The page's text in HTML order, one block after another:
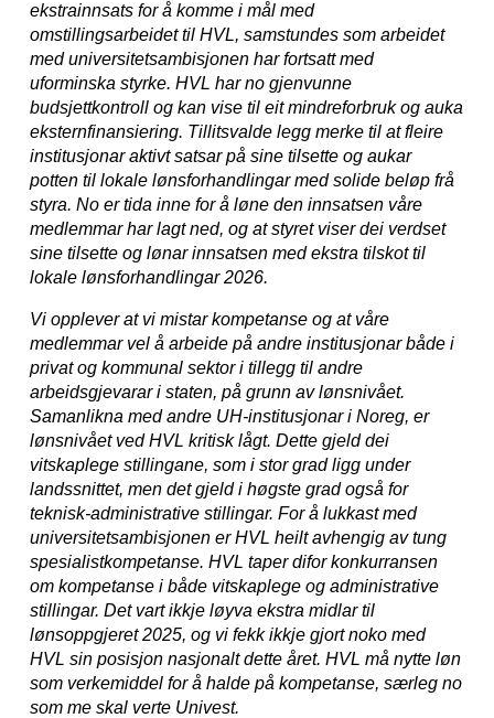
ekstrainnsats for å komme i mål med
omstillingsarbeidet til HVL, samstundes som arbeidet
med universitetsambisjonen har fortsatt med
uforminska styrke. HVL har no gjenvunne
budsjettkontroll og kan vise til eit mindreforbruk og auka
eksternfinansiering. Tillitsvalde legg merke til at fleire
institusjonar aktivt satsar på sine tilsette og aukar
potten til lokale lønsforhandlingar med solide beløp frå
styra. No er tida inne for å løne den innsatsen våre
medlemmar har lagt ned, og at styret viser dei verdset
sine tilsette og lønar innsatsen med ekstra tilskot til
lokale lønsforhandlingar 2026.
Vi opplever at vi mistar kompetanse og at våre
medlemmar vel å arbeide på andre institusjonar både i
privat og kommunal sektor i tillegg til andre
arbeidsgjevarar i staten, på grunn av lønsnivået.
Samanlikna med andre UH-institusjonar i Noreg, er
lønsnivået ved HVL kritisk lågt. Dette gjeld dei
vitskaplege stillingane, som i stor grad ligg under
landssnittet, men det gjeld i høgste grad også for
teknisk-administrative stillingar. For å lukkast med
universitetsambisjonen er HVL heilt avhengig av tung
spesialistkompetanse. HVL taper difor konkurransen
om kompetanse i både vitskaplege og administrative
stillingar. Det vart ikkje løyva ekstra midlar til
lønsoppgjeret 2025, og vi fekk ikkje gjort noko med
HVL sin posisjon nasjonalt dette året. HVL må nytte løn
som verkemiddel for å halde på kompetanse, særleg no
som me skal verte Univest.